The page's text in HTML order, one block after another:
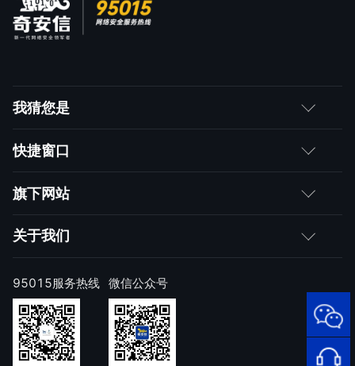
95015
网络安
我猜您是
客户
合作伙伴
求职者
快捷窗口
如何购买
产品注册与激活
样本上报
奇安信天守安全软件
顽固病毒专杀工具
旗下网站
网神
技术研究院
威胁情报中心
关于我们
公司简介
公司新闻
发展历程
95015服务热线 微信公众号